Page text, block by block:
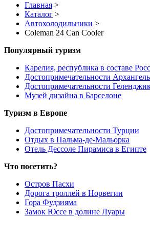
Главная >
Каталог >
Автохолодильники >
Coleman 24 Can Cooler
Популярный туризм
Карелия, республика в составе
Достопримечательности
Достопримечательности
Музей дизайна в Барселоне
Туризм в Европе
Достопримечательности Турции
Отдых в Пальма-де-Мальорка
Отель Дессоле Пирамиса в Египте
Что посетить?
Остров Пасхи
Дорога троллей в Норвегии
Гора Фудзияма
Замок Юссе в долине Луары